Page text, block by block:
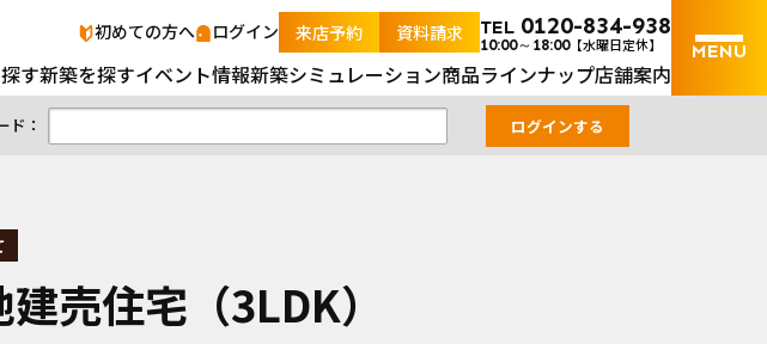
【防府市】仁井令３号地建売住宅（3LDK）｜山口の土地＆新築ナ
初めての方へ ログイン 来店予約 資料請求 TEL 0120-834-938
10:00～18:00【水曜日定休】
す新築を探すイベント情報新築シミュレーション商品ラインナップ店舗案内
ド：
建売住宅（3LDK）